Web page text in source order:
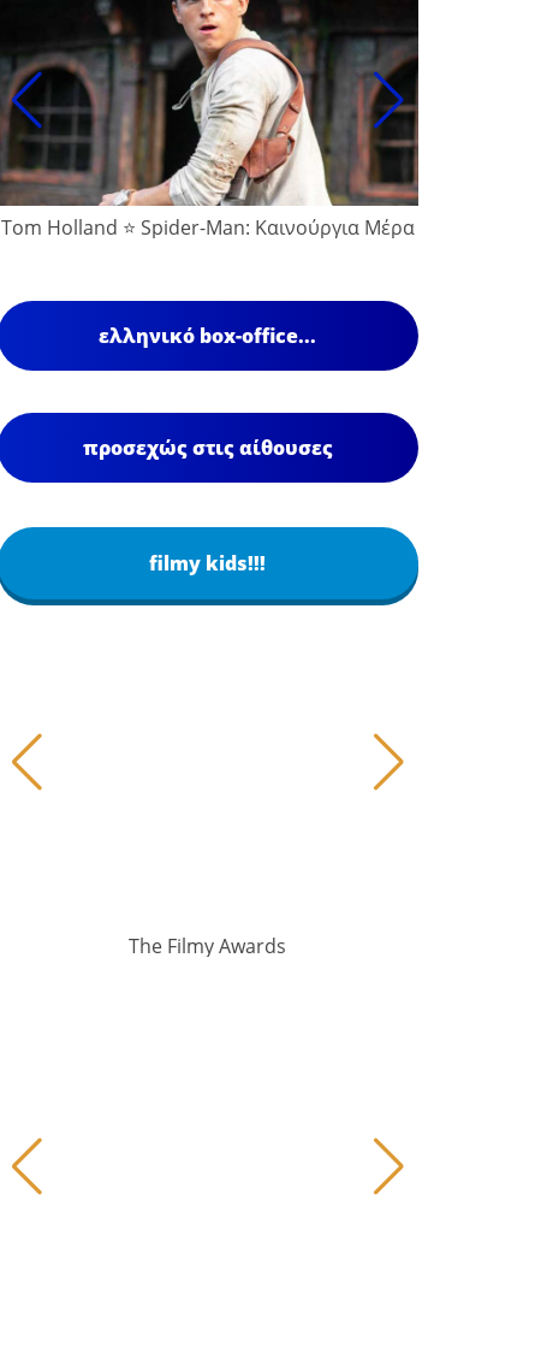
Tom Holland ⭐ Spider-Man: Καινούργια Μέρα
ελληνικό box-office...
προσεχώς στις αίθουσες
filmy kids!!!
The Filmy Awards